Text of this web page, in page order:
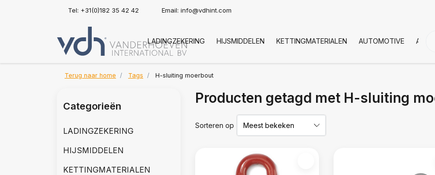
Tel: +31(0)182 35 42 42 Email: info@vdhint.com
LADINGZEKERING HIJSMIDDELEN KETTINGMATERIALEN AUTOMOTIVE
Terug naar home Tags H-sluiting moerbout
Producten getagd met H-sluiting
Sorteren op
Categorieën
LADINGZEKERING
HIJSMIDDELEN
KETTINGMATERIALEN